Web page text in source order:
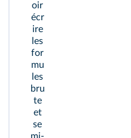
oir
écr
ire
les
for
mu
les
bru
te
et
se